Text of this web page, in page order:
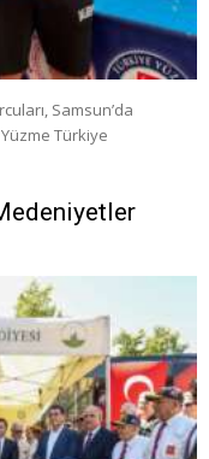
Samsun’da
Türkiye